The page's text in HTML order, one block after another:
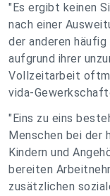
"Es ergibt keinen
nach einer
der anderen
aufgrund ihrer
Vollzeitarbeit
vida-
"Eins zu eins
Menschen bei der
Kindern und
bereiten
zusätzlichen